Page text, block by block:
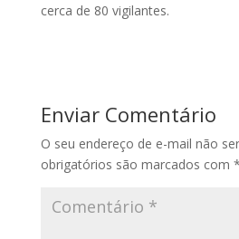
cerca de 80 vigilantes.
Enviar Comentário
O seu endereço de e-mail não
obrigatórios são marcados com *